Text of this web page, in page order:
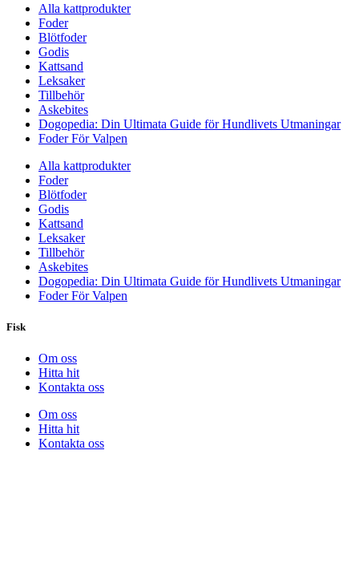
Alla kattprodukter
Foder
Blötfoder
Godis
Kattsand
Leksaker
Tillbehör
Askebites
Dogopedia: Din Ultimata Guide för Hundlivets Utmaningar
Foder För Valpen
Alla kattprodukter
Foder
Blötfoder
Godis
Kattsand
Leksaker
Tillbehör
Askebites
Dogopedia: Din Ultimata Guide för Hundlivets Utmaningar
Foder För Valpen
Fisk
Om oss
Hitta hit
Kontakta oss
Om oss
Hitta hit
Kontakta oss